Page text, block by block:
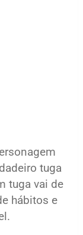
tuga
tuga vai de
hábitos e